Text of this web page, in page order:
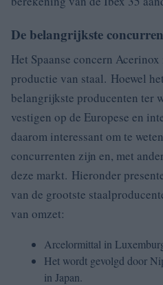
De belangrijkste
Het Spaanse concern
productie van staal. Hoewel
belangrijkste producenten ter
vestigen op de Europese en
daarom interessant om te
concurrenten zijn en, met
deze markt. Hieronder
van de grootste
van omzet:
Arcelormittal in
Het wordt gevolgd door
in Japan.